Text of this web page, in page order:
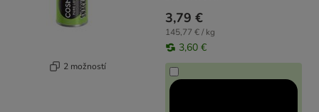
2 možností
3,79 €
145,77 € / kg
3,60 €